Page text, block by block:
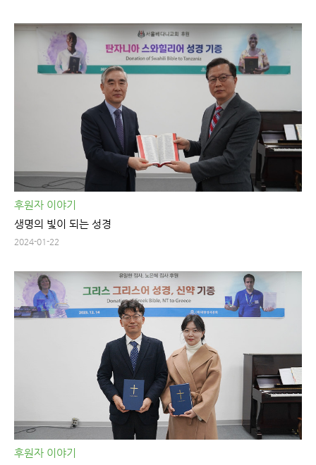
후원자 이야기
생명의 빛이 되는 성경
2024-01-22
후원자 이야기